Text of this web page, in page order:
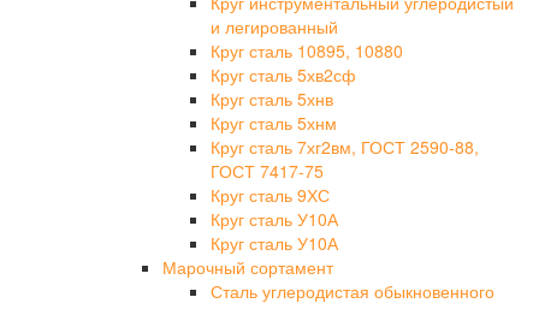
и легированный
Круг сталь 10895, 10880
Круг сталь 5хв2сф
Круг сталь 5хнв
Круг сталь 5хнм
Круг сталь 7хг2вм, ГОСТ 2590-88,
ГОСТ 7417-75
Круг сталь 9ХС
Круг сталь У10А
Круг сталь У10А
Марочный сортамент
Сталь углеродистая обыкновенного